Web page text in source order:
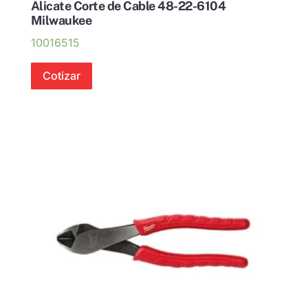
Alicate Corte de Cable 48-22-6104
Milwaukee
10016515
Cotizar